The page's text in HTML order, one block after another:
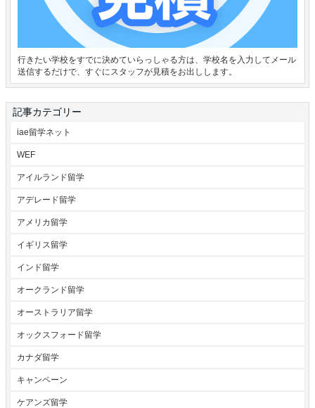
行きたい学校をすでに決めていらっしゃる方は、学校名を入力してメール
送信するだけで、すぐにスタッフが見積をお出しします。
記事カテゴリー
iae留学ネット
WEF
アイルランド留学
アデレード留学
アメリカ留学
イギリス留学
インド留学
オークランド留学
オーストラリア留学
オックスフォード留学
カナダ留学
キャンペーン
ケアンズ留学